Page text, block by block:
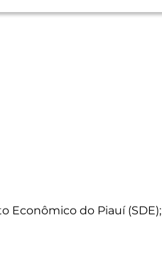
Econômico do Piauí (SDE);